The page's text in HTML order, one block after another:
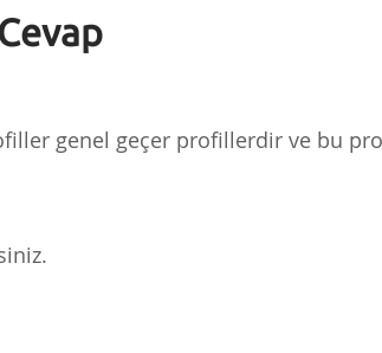
genel geçer profillerdir ve bu